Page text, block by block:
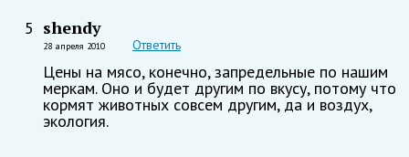
5 shendy
28 апреля 2010 Ответить
Цены на мясо, конечно, запредельные по нашим
меркам. Оно и будет другим по вкусу, потому что
кормят животных совсем другим, да и воздух,
экология.